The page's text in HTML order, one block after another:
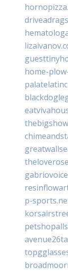
home-
p-